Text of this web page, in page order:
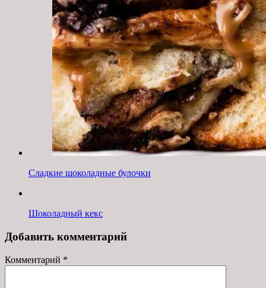
Сладкие шоколадные булочки
Шоколадный кекс
Добавить комментарий
Комментарий *